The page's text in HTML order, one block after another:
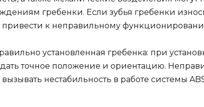
гребенки. Если зубья гребенки
привести к неправильному
установленная гребенка: при
точное положение и ориентацию.
нестабильность в работе системы